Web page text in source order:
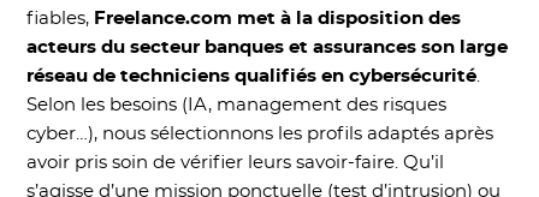
fiables, Freelance.com met à la disposition des
acteurs du secteur banques et assurances son large
réseau de techniciens qualifiés en cybersécurité
Selon les besoins (IA, management des risques
cyber…), nous sélectionnons les profils adaptés après
avoir pris soin de vérifier leurs savoir-faire. Qu’il
s’agisse d’une mission ponctuelle (test d’intrusion) ou